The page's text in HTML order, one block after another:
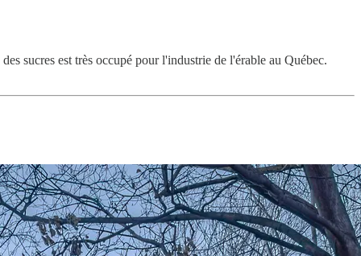
sucres est très occupé pour l'industrie de l'érable au Québec.